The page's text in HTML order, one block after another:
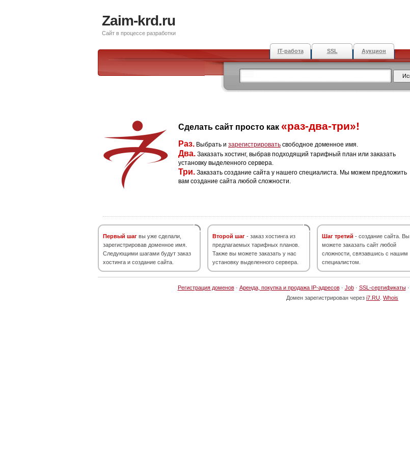
Zaim-krd.ru
Сайт в процессе разработки
IT-работа SSL Аукцион
Сделать сайт просто как «раз-два-три»!
Раз. Выбрать и зарегистрировать свободное доменное имя.
Два. Заказать хостинг, выбрав подходящий тарифный план или заказать
установку выделенного сервера.
Три. Заказать создание сайта у нашего специалиста. Мы можем предложить
вам создание сайта любой сложности.
Первый шаг вы уже сделали,
зарегистрировав доменное имя.
Следующими шагами будут заказ
хостинга и создание сайта.
Второй шаг - заказ хостинга из
предлагаемых тарифных планов.
Также вы можете заказать у нас
установку выделенного сервера.
Шаг третий - создание сайта. Вы
можете заказать сайт любой
сложности, связавшись с нашим
специалистом.
Регистрация доменов· Аренда, покупка и продажа IP-адресов· Job· SSL-сертификаты·
Домен зарегистрирован через i7.RU Whois